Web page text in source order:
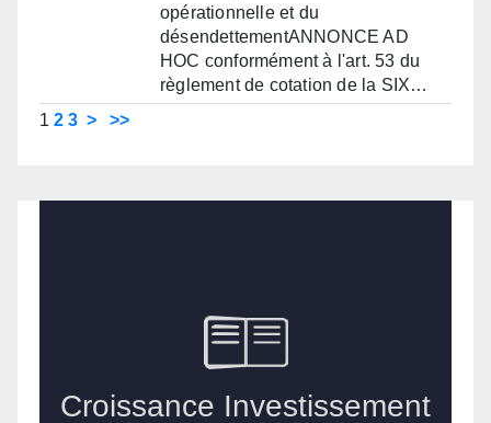
opérationnelle et du
désendettementANNONCE AD
HOC conformément à l'art. 53 du
règlement de cotation de la SIX…
1 2 3 > >>